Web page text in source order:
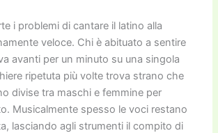
i problemi di cantare il latino alla
veloce. Chi è abituato a sentire
avanti per un minuto su una singola
ripetuta più volte trova strano che
divise tra maschi e femmine per
Musicalmente spesso le voci restano
lasciando agli strumenti il compito di